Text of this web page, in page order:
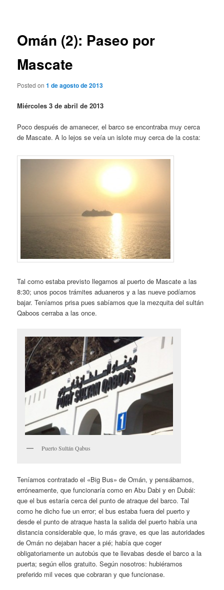
Omán (2): Paseo por
Mascate
Posted on1 de agosto de 2013
Miércoles 3 de abril de 2013
Poco después de amanecer, el barco se encontraba muy cerca
de Mascate. A lo lejos se veía un islote muy cerca de la costa:
Tal como estaba previsto llegamos al puerto de Mascate a las
8:30; unos pocos trámites aduaneros y a las nueve podíamos
bajar. Teníamos prisa pues sabíamos que la mezquita del sultán
Qaboos cerraba a las once.
Puerto Sultán Qabus
Teníamos contratado el «Big Bus» de Omán, y pensábamos,
erróneamente, que funcionaría como en Abu Dabi y en Dubái:
que el bus estaría cerca del punto de atraque del barco. Tal
como he dicho fue un error; el bus estaba fuera del puerto y
desde el punto de atraque hasta la salida del puerto había una
distancia considerable que, lo más grave, es que las autoridades
de Omán no dejaban hacer a pié; había que coger
obligatoriamente un autobús que te llevabas desde el barco a la
puerta; según ellos gratuito. Según nosotros: hubiéramos
preferido mil veces que cobraran y que funcionase.